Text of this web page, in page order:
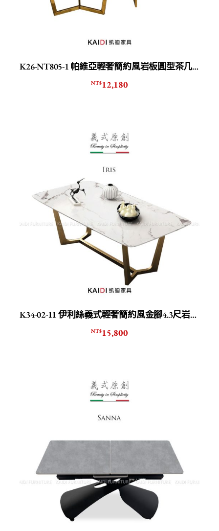
K26-NT805-1 帕維亞輕奢簡約風岩板圓型茶几組/圓几
NT$12,180
K34-02-11 伊利絲義式輕奢簡約風金腳4.3尺岩板茶几
NT$15,800